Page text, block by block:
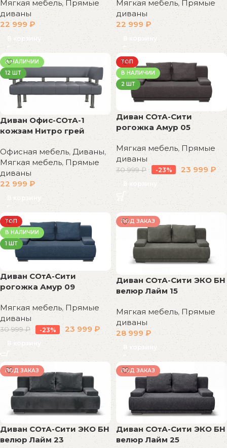
Мягкая мебель, Прямые
диваны
22 999₽
В корзину
Мягкая мебель, Прямые
диваны
22 999₽
В корзину
В НАЛИЧИИ
12 ШТ
Диван Офис-СОтА-1
кожзам Нитро грей
Офисная мебель,Диваны,
Мягкая мебель,Прямые
диваны
22 999 ₽
В корзину
ТОП
В НАЛИЧИИ
2 ШТ
Диван СОтА-Сити
рогожка Амур 05
Мягкая мебель,Прямые
диваны
30 999₽ -23% 23 999₽
В корзину
ТОП
В НАЛИЧИИ
1 ШТ
Диван СОтА-Сити
рогожка Амур 09
Мягкая мебель, Прямые
диваны
30 999₽ -23% 23 999₽
В корзину
ПОД ЗАКАЗ
Диван СОтА-Сити ЭКО БН
велюр Лайм 15
Мягкая мебель, Прямые
диваны
28 999₽
В корзину
ПОД ЗАКАЗ
Диван СОтА-Сити ЭКО БН
велюр Лайм 23
ПОД ЗАКАЗ
Диван СОтА-Сити ЭКО БН
велюр Лайм 25